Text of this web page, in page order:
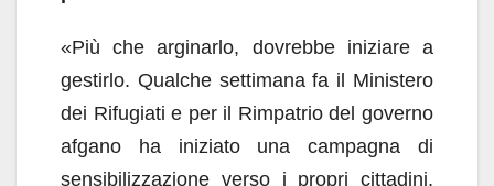
«Più che arginarlo, dovrebbe iniziare a
gestirlo. Qualche settimana fa il Ministero
dei Rifugiati e per il Rimpatrio del governo
afgano ha iniziato una campagna di
sensibilizzazione verso i propri cittadini,